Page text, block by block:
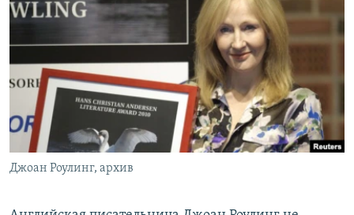
РАСПИСАНИЕ ВЕЩАНИЯ
ПОДПИШИТЕСЬ НА РАССЫЛКУ
СОЦИАЛЬНЫЕ СЕТИ
Джоан Роулинг, архив